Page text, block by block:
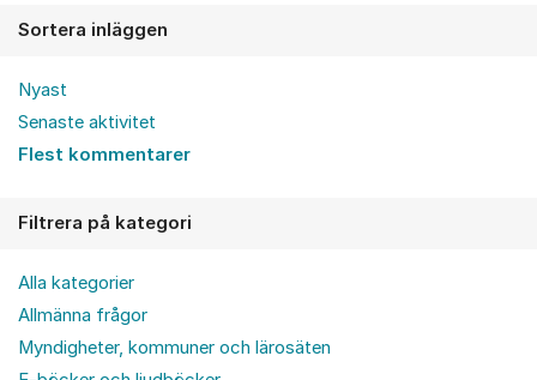
Sortera inläggen
Nyast
Senaste aktivitet
Flest kommentarer
Filtrera på kategori
Alla kategorier
Allmänna frågor
Myndigheter, kommuner och lärosäten